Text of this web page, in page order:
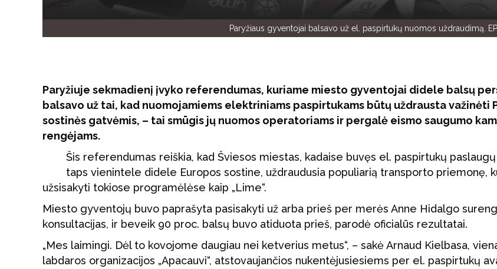
Paryžiaus gyventojai balsavo už el. paspirtukų nuomos uždraudimą.
Paryžiuje sekmadienį įvyko referendumas, kuriame miesto gyventojai didele balsų
balsavo už tai, kad nuomojamiems elektriniams paspirtukams būtų uždrausta važinėti
sostinės gatvėmis, – tai smūgis jų nuomos operatoriams ir pergalė eismo saugumo
rengėjams.
Šis referendumas reiškia, kad Šviesos miestas, kadaise buvęs el. paspirtukų paslaugų
taps vienintele didele Europos sostine, uždraudusia populiarią transporto priemonę,
užsisakyti tokiose programėlėse kaip „Lime“.
Miesto gyventojų buvo paprašyta pasisakyti už arba prieš per merės Anne Hidalgo
konsultacijas, ir beveik 90 proc. balsų buvo atiduota prieš, parodė oficialūs rezultatai.
„Mes laimingi. Dėl to kovojome daugiau nei ketverius metus“, – sakė Arnaud Kielbasa,
labdaros organizacijos „Apacauvi“, atstovaujančios nukentėjusiesiems per el. paspirtukų